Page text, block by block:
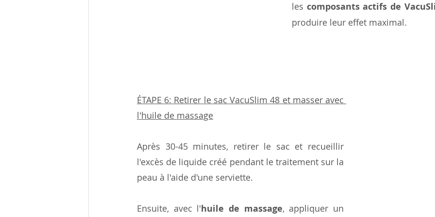
les composants actifs de
produire leur effet maximal.
ÉTAPE 6: Retirer le sac VacuSlim 48 et masser avec
l'huile de massage
Après 30-45 minutes, retirer le sac et recueillir
l'excès de liquide créé pendant le traitement sur la
peau à l'aide d'une serviette.
Ensuite, avec l'huile de massage, appliquer un